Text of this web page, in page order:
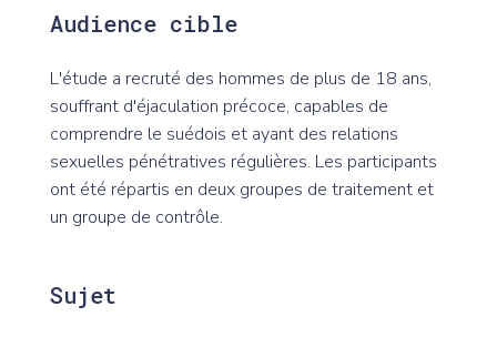
Audience cible
L'étude a recruté des hommes de plus de 18 ans,
souffrant d'éjaculation précoce, capables de
comprendre le suédois et ayant des relations
sexuelles pénétratives régulières. Les participants
ont été répartis en deux groupes de traitement et
un groupe de contrôle.
Sujet